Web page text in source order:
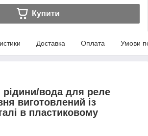
Купити
Доставка Оплата Умови
рідини/вода для реле
виготовлений із
в пластиковому